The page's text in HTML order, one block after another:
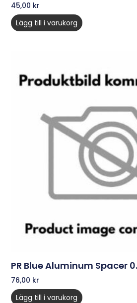
45,00 kr
Lägg till i varukorg
PR Blue Aluminum Spacer
76,00 kr
Lägg till i varukorg